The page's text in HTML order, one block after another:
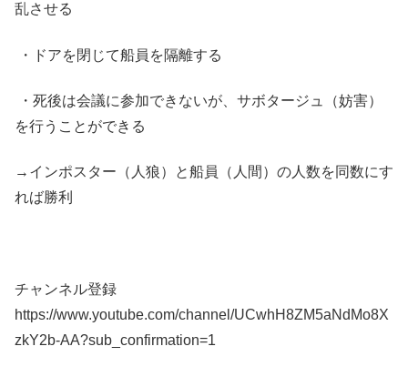
乱させる
・ドアを閉じて船員を隔離する
・死後は会議に参加できないが、サボタージュ（妨害）
を行うことができる
→インポスター（人狼）と船員（人間）の人数を同数にす
れば勝利
チャンネル登録
https://www.youtube.com/channel/UCwhH8ZM5aNdMo8X
zkY2b-AA?sub_confirmation=1